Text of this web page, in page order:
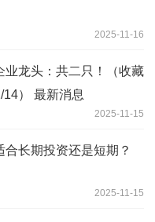
2025-11-16
业龙头：共二只！（收藏
） 最新消息
2025-11-15
合长期投资还是短期？
2025-11-15